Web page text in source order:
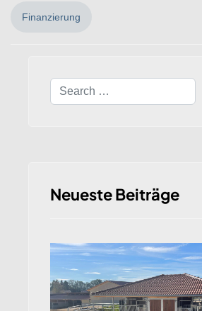
Finanzierung
Search
Neueste Beiträge